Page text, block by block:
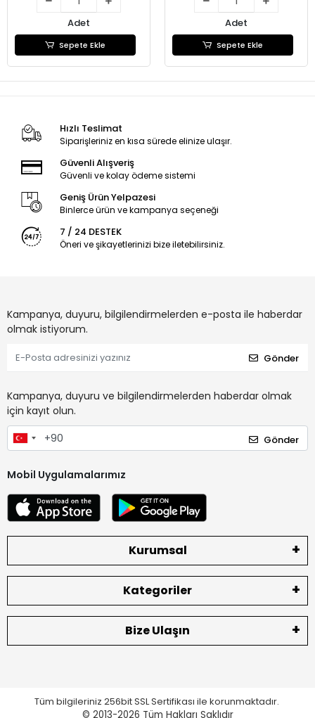
Adet
Sepete Ekle
Adet
Sepete Ekle
Hızlı Teslimat
Siparişleriniz en kısa sürede elinize ulaşır.
Güvenli Alışveriş
Güvenli ve kolay ödeme sistemi
Geniş Ürün Yelpazesi
Binlerce ürün ve kampanya seçeneği
7 / 24 DESTEK
Öneri ve şikayetlerinizi bize iletebilirsiniz.
Kampanya, duyuru, bilgilendirmelerden e-posta ile haberdar
olmak istiyorum.
Gönder
Kampanya, duyuru ve bilgilendirmelerden haberdar olmak
için kayıt olun.
Gönder
Mobil Uygulamalarımız
Kurumsal
Kategoriler
Bize Ulaşın
Tüm bilgileriniz 256bit SSL Sertifikası ile korunmaktadır.
© 2013-2026 Tüm Hakları Saklıdır